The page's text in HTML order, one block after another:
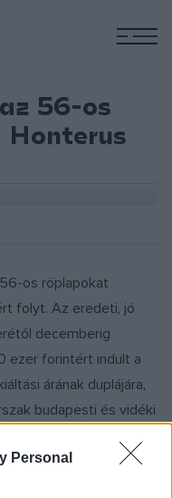
Personal
56-os
Honterus
os röplapokat
folyt. Az eredeti, jó
decemberig
ezer forintért indult a
árának duplájára,
budapesti és vidéki
23. és november